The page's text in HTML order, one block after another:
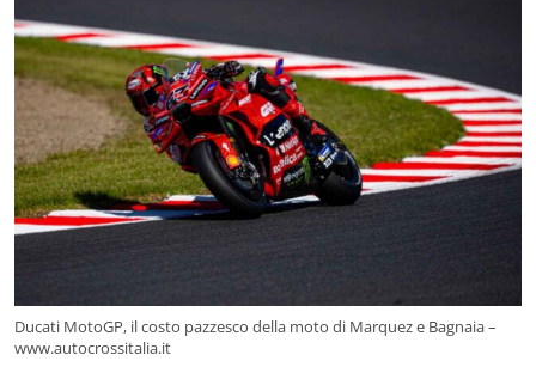
Ducati MotoGP, il costo pazzesco della moto di Marquez e Bagnaia –
www.autocrossitalia.it